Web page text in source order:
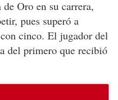
Oro en su carrera,
pues superó a
cinco. El jugador del
del primero que recibió